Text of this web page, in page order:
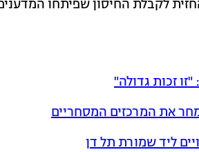
לקבלת החיסון שפיתחו
זכות גדולה"
את המרכזים המסחריים
ליד שמורת תל דן